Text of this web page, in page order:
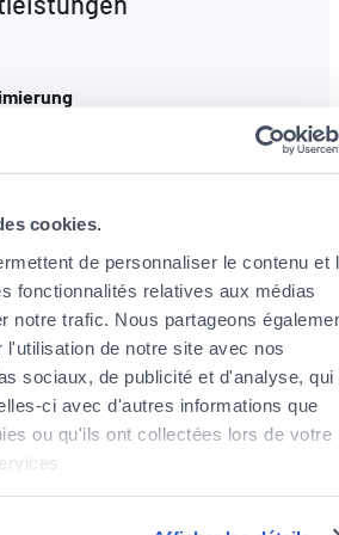
cookies.
de personnaliser le contenu et
fonctionnalités relatives aux médias
notre trafic. Nous partageons
de notre site avec nos
sociaux, de publicité et d'analyse, qui
ci avec d'autres informations que
ou qu'ils ont collectées lors de votre
Ihre Situation und beraten Sie
Vermögensversicherung
angepasst sind.